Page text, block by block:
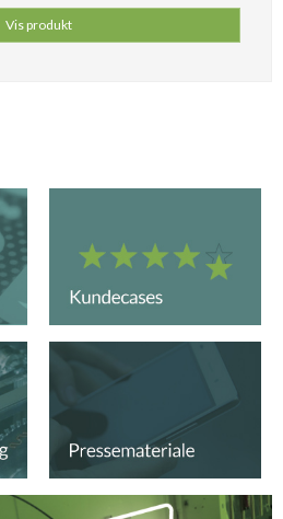
Vis produkt